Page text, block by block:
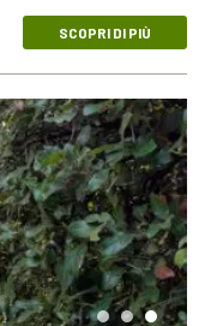
SCOPRI DI PIÙ